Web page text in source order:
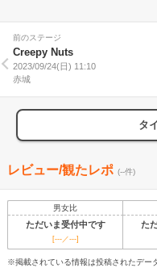
前のステージ
Creepy Nuts
2023/09/24(日) 11:10
赤城
タ
レビュー/観たレポ (--件)
男女比
ただいま受付中です た
[---／---]
※掲載されている情報は投稿されたデー